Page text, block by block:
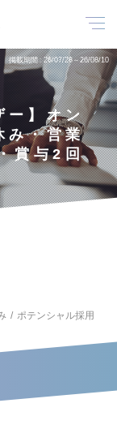
掲載期間 26/07/28～26/08/10
ー】オン
み・営業
賞与2回
ポテンシャル採用